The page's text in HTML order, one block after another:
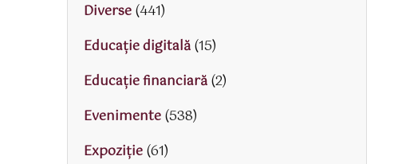
Diverse(441)
Educaţie digitală(15)
Educaţie financiară(2)
Evenimente(538)
Expoziție(61)